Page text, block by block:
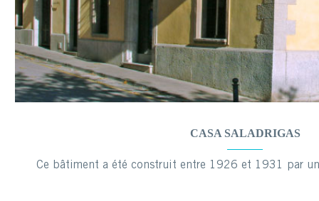
CASA SALADRIGAS
Ce bâtiment a été construit entre 1926 et 1931 par